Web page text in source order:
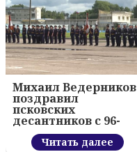
Михаил Ведерников
поздравил
псковских
десантников с 96-
летием ВДВ и
вручил награды
Читать далее